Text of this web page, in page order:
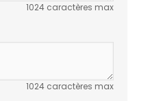
1024 caractères max
1024 caractères max